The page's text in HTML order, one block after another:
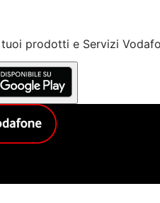
prodotti e Servizi